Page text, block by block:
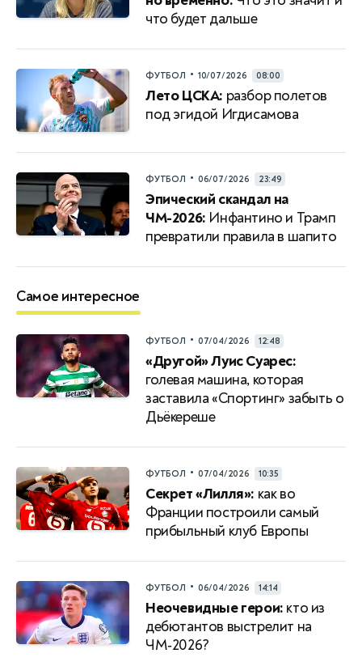
что будет дальше
ФУТБОЛ • 10/07/2026 08:00
Лето ЦСКА: разбор полетов
под эгидой Игдисамова
ФУТБОЛ • 06/07/2026 23:49
Эпический скандал на
ЧМ-2026: Инфантино и Трамп
превратили правила в шапито
Самое интересное
ФУТБОЛ • 07/04/2026 12:48
«Другой» Луис Суарес:
голевая машина, которая
заставила «Спортинг» забыть о
Дьёкереше
ФУТБОЛ • 07/04/2026 10:35
Секрет «Лилля»: как во
Франции построили самый
прибыльный клуб Европы
ФУТБОЛ • 06/04/2026 14:14
Неочевидные герои: кто из
дебютантов выстрелит на
ЧМ‑2026?